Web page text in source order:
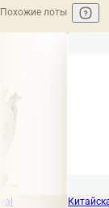
Похожие лоты
Китайская Ваза.